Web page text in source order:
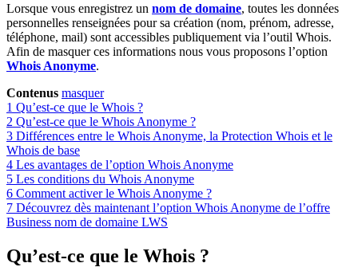
Lorsque vous enregistrez un nom de domaine, toutes les données
personnelles renseignées pour sa création (nom, prénom, adresse,
téléphone, mail) sont accessibles publiquement via l’outil Whois.
Afin de masquer ces informations nous vous proposons l’option
Whois Anonyme.
Contenus masquer
1 Qu’est-ce que le Whois ?
2 Qu’est-ce que le Whois Anonyme ?
3 Différences entre le Whois Anonyme, la Protection Whois et le
Whois de base
4 Les avantages de l’option Whois Anonyme
5 Les conditions du Whois Anonyme
6 Comment activer le Whois Anonyme ?
7 Découvrez dès maintenant l’option Whois Anonyme de l’offre
Business nom de domaine LWS
Qu’est-ce que le Whois ?